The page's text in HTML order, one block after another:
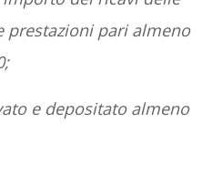
prestazioni pari almeno
e depositato almeno